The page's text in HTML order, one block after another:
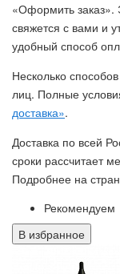
«Оформить заказ».
свяжется с вами и
удобный способ
Несколько
лиц. Полные
доставка».
Доставка по всей
сроки рассчитает
Подробнее на
Рекомендуем
В избранное